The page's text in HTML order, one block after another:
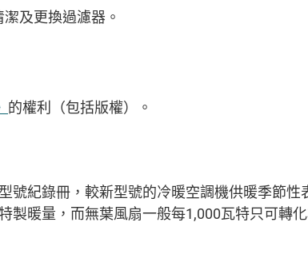
及更換過濾器。
的權利（包括版權）。
號紀錄冊，較新型號的冷暖空調機供暖季節性
製暖量，而無葉風扇一般每1,000瓦特只可轉